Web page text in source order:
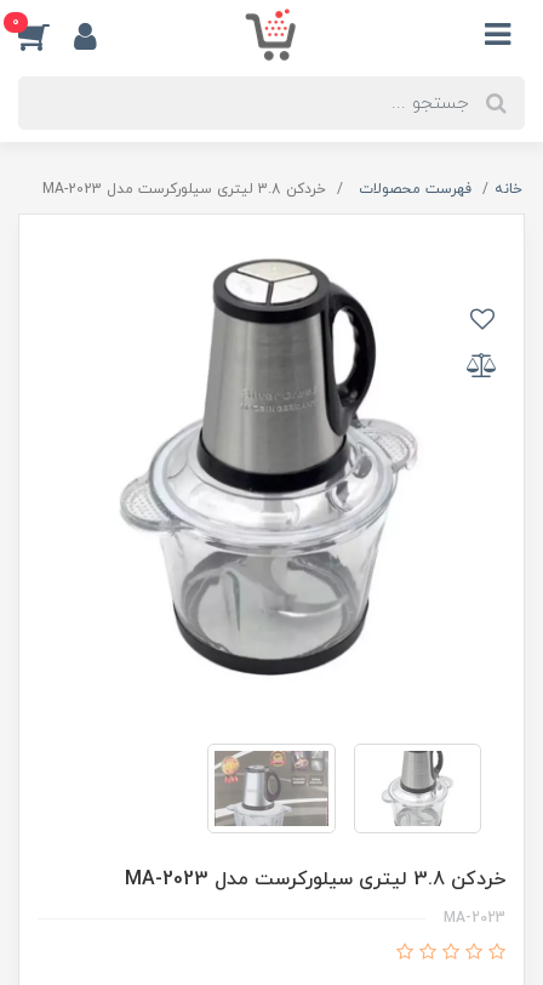
0
خانه فهرست محصولات خردکن 3.8 لیتری سیلورکرست مدل MA-2023
خردکن 3.8 لیتری سیلورکرست مدل MA-2023
MA-2023